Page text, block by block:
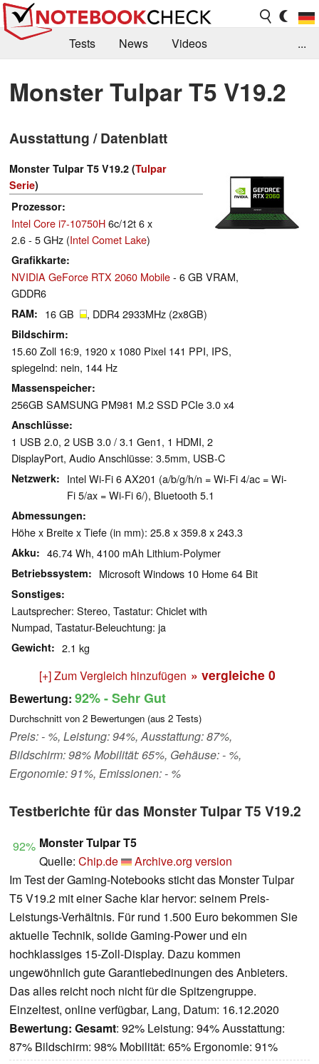
Tests News
Videos
Kaufberatung
Deals Suche
Jobs
Forum
...
Monster Tulpar T5 V19.2
Ausstattung / Datenblatt
Monster Tulpar T5 V19.2 (Tulpar
Serie)
Prozessor
Intel Core i7-10750H6c/12t 6 x
2.6 - 5 GHz (Intel Comet Lake)
Grafikkarte
NVIDIA GeForce RTX 2060 Mobile- 6 GB VRAM,
GDDR6
RAM 16 GB , DDR4 2933MHz (2x8GB)
Bildschirm
15.60 Zoll 16:9, 1920 x 1080 Pixel 141 PPI, IPS,
spiegelnd: nein, 144 Hz
Massenspeicher
256GB SAMSUNG PM981 M.2 SSD PCIe 3.0 x4
Anschlüsse
1 USB 2.0, 2 USB 3.0 / 3.1 Gen1, 1 HDMI, 2
DisplayPort, Audio Anschlüsse: 3.5mm, USB-C
Netzwerk
Intel Wi-Fi 6 AX201 (a/b/g/h/n = Wi-Fi 4/ac = Wi-
Fi 5/ax = Wi-Fi 6/), Bluetooth 5.1
Abmessungen
Höhe x Breite x Tiefe (in mm): 25.8 x 359.8 x 243.3
Akku 46.74 Wh, 4100 mAh Lithium-Polymer
Betriebssystem Microsoft Windows 10 Home 64 Bit
Sonstiges
Lautsprecher: Stereo, Tastatur: Chiclet with
Numpad, Tastatur-Beleuchtung: ja
Gewicht 2.1 kg
[+] Zum Vergleich hinzufügen » vergleiche 0
Bewertung: 92%- Sehr Gut
Durchschnitt von 2 Bewertungen (aus 2 Tests)
Preis: - %, Leistung: 94%, Ausstattung: 87%,
Bildschirm: 98% Mobilität: 65%, Gehäuse: - %,
Ergonomie: 91%, Emissionen: - %
Testberichte für das Monster Tulpar T5 V19.2
92% Monster Tulpar T5
Quelle: Chip.de
Archive.org version
Im Test der Gaming-Notebooks sticht das Monster Tulpar
T5 V19.2 mit einer Sache klar hervor: seinem Preis-
Leistungs-Verhältnis. Für rund 1.500 Euro bekommen Sie
aktuelle Technik, solide Gaming-Power und ein
hochklassiges 15-Zoll-Display. Dazu kommen
ungewöhnlich gute Garantiebedinungen des Anbieters.
Das alles reicht noch nicht für die Spitzengruppe.
Einzeltest, online verfügbar, Lang, Datum: 16.12.2020
Bewertung: Gesamt: 92% Leistung: 94% Ausstattung:
87% Bildschirm: 98% Mobilität: 65% Ergonomie: 91%